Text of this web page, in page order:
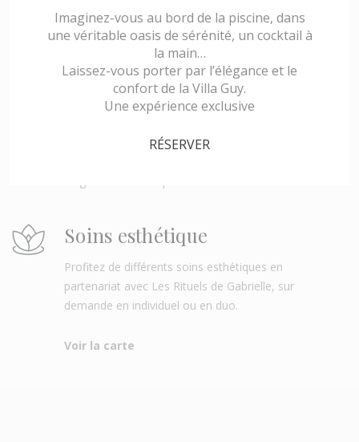
Profiter du cadre la villa pour déguster des planches
de charcuteries ou de fromages locaux ainsi que
des plateaux de fruits de mer.
Espace bien-être
Un espace bien-être entièrement privatisé pour
Soins esthétique
Profitez de différents soins esthétiques en
partenariat avec Les Rituels de Gabrielle, sur
demande en individuel ou en duo.
Voir la carte
Imaginez-vous au bord de la piscine, dans
une véritable oasis de sérénité, un cocktail à
la main…
Laissez-vous porter par l’élégance et le
confort de la Villa Guy.
Une expérience exclusive
RÉSERVER